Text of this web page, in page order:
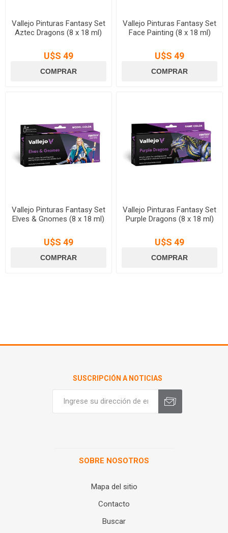
Vallejo Pinturas Fantasy Set
Aztec Dragons (8 x 18 ml)
U$S 49
Vallejo Pinturas Fantasy Set
Face Painting (8 x 18 ml)
U$S 49
Vallejo Pinturas Fantasy Set
Elves & Gnomes (8 x 18 ml)
U$S 49
Vallejo Pinturas Fantasy Set
Purple Dragons (8 x 18 ml)
U$S 49
SUSCRIPCIÓN A NOTICIAS
SOBRE NOSOTROS
Mapa del sitio
Contacto
Buscar